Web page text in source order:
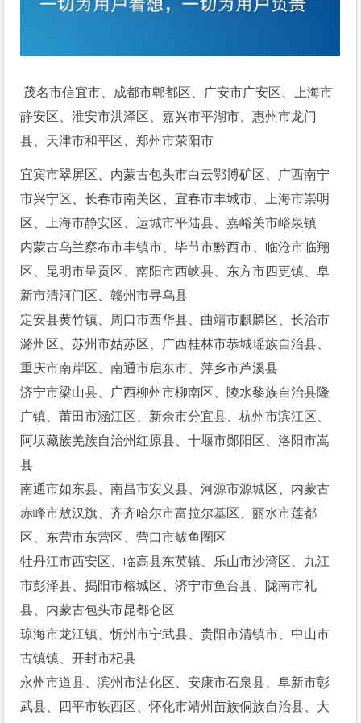
茂名市信宜市、成都市郫都区、广安市广安区、上海市
静安区、淮安市洪泽区、嘉兴市平湖市、惠州市龙门
县、天津市和平区、郑州市荥阳市
宜宾市翠屏区、内蒙古包头市白云鄂博矿区、广西南宁
市兴宁区、长春市南关区、宜春市丰城市、上海市崇明
区、上海市静安区、运城市平陆县、嘉峪关市峪泉镇
内蒙古乌兰察布市丰镇市、毕节市黔西市、临沧市临翔
区、昆明市呈贡区、南阳市西峡县、东方市四更镇、阜
新市清河门区、赣州市寻乌县
定安县黄竹镇、周口市西华县、曲靖市麒麟区、长治市
潞州区、苏州市姑苏区、广西桂林市恭城瑶族自治县、
重庆市南岸区、南通市启东市、萍乡市芦溪县
济宁市梁山县、广西柳州市柳南区、陵水黎族自治县隆
广镇、莆田市涵江区、新余市分宜县、杭州市滨江区、
阿坝藏族羌族自治州红原县、十堰市郧阳区、洛阳市嵩
县
南通市如东县、南昌市安义县、河源市源城区、内蒙古
赤峰市敖汉旗、齐齐哈尔市富拉尔基区、丽水市莲都
区、东营市东营区、营口市鲅鱼圈区
牡丹江市西安区、临高县东英镇、乐山市沙湾区、九江
市彭泽县、揭阳市榕城区、济宁市鱼台县、陇南市礼
县、内蒙古包头市昆都仑区
琼海市龙江镇、忻州市宁武县、贵阳市清镇市、中山市
古镇镇、开封市杞县
永州市道县、滨州市沾化区、安康市石泉县、阜新市彰
武县、四平市铁西区、怀化市靖州苗族侗族自治县、大